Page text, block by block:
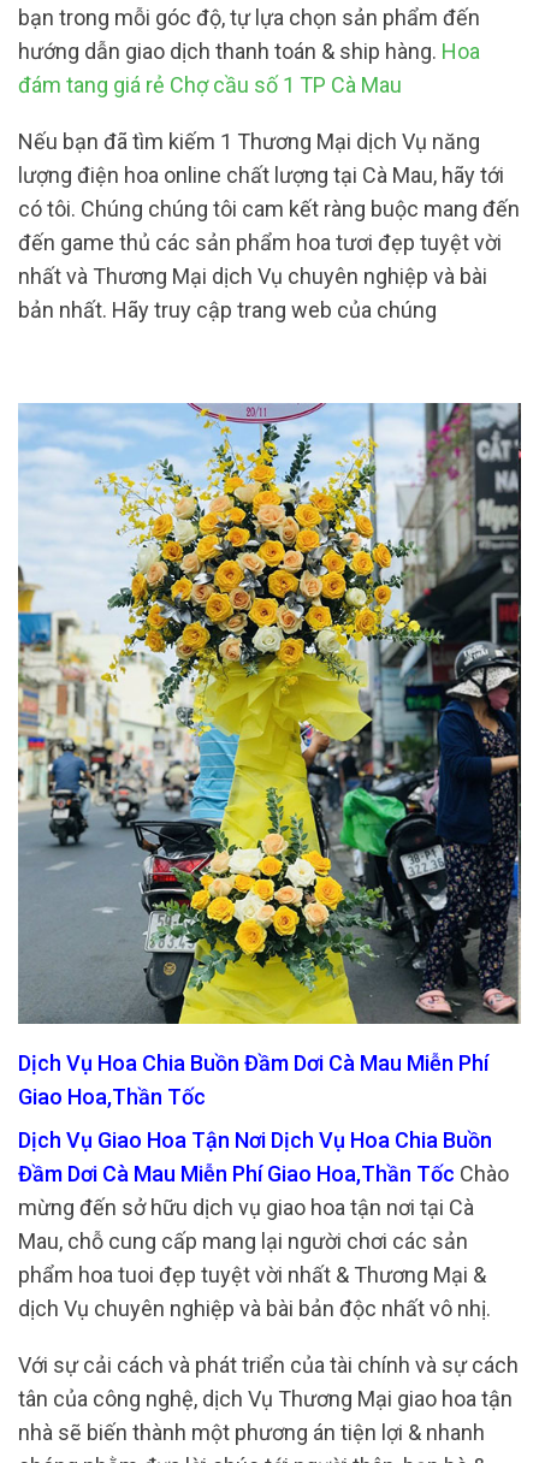
bạn trong mỗi góc độ, tự lựa chọn sản phẩm đến
hướng dẫn giao dịch thanh toán & ship hàng. Hoa
đám tang giá rẻ Chợ cầu số 1 TP Cà Mau
Nếu bạn đã tìm kiếm 1 Thương Mại dịch Vụ năng
lượng điện hoa online chất lượng tại Cà Mau, hãy tới
có tôi. Chúng chúng tôi cam kết ràng buộc mang đến
đến game thủ các sản phẩm hoa tươi đẹp tuyệt vời
nhất và Thương Mại dịch Vụ chuyên nghiệp và bài
bản nhất. Hãy truy cập trang web của chúng
Dịch Vụ Hoa Chia Buồn Đầm Dơi Cà Mau Miễn Phí
Giao Hoa,Thần Tốc
Dịch Vụ Giao Hoa Tận Nơi Dịch Vụ Hoa Chia Buồn
Đầm Dơi Cà Mau Miễn Phí Giao Hoa,Thần Tốc Chào
mừng đến sở hữu dịch vụ giao hoa tận nơi tại Cà
Mau, chỗ cung cấp mang lại người chơi các sản
phẩm hoa tuoi đẹp tuyệt vời nhất & Thương Mại &
dịch Vụ chuyên nghiệp và bài bản độc nhất vô nhị.
Với sự cải cách và phát triển của tài chính và sự cách
tân của công nghệ, dịch Vụ Thương Mại giao hoa tận
nhà sẽ biến thành một phương án tiện lợi & nhanh